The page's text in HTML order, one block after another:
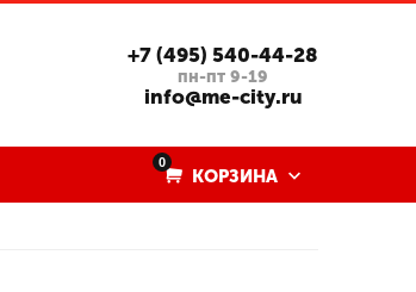
+7 (495) 540-44-28
пн-пт 9-19
info@me-city.ru
0
КОРЗИНА